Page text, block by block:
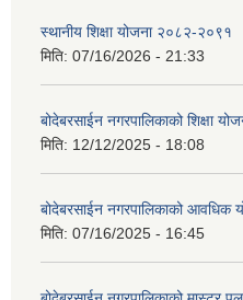
स्थानीय शिक्षा योजना २०८२-२०९१
मिति: 07/16/2026 - 21:33
बोदेबरसाईन नगरपालिकाको शिक्षा
मिति: 12/12/2025 - 18:08
बोदेबरसाईन नगरपालिकाको
मिति: 07/16/2025 - 16:45